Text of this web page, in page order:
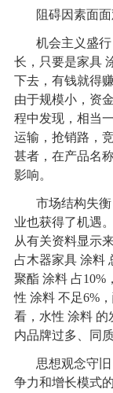
阻碍因素面
机会主义盛
长，只要是家具
下去，有钱就得
由于规模小，资
程中发现，相当
运输，抢销路，
甚者，在产品名
影响。
市场结构失
业也获得了机遇
从有关资料显示
占木器家具 涂料
聚酯 涂料占10%
性 涂料不足6%
看，水性 涂料的
内品牌过多、同
思想观念守
争力和增长模式